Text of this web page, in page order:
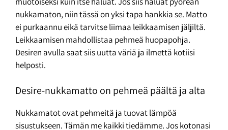
nukkamaton, niin tässä on yksi tapa hankkia se. Matto
ei purkaannu eikä tarvitse liimaa leikkaamisen jäljiltä.
Leikkaamisen mahdollistaa pehmeä huopapohja.
Desiren avulla saat siis uutta väriä ja ilmettä kotiisi
helposti.
Desire-nukkamatto on pehmeä päältä ja alta
Nukkamatot ovat pehmeitä ja tuovat lämpöä
sisustukseen. Tämän me kaikki tiedämme. Jos kotonasi